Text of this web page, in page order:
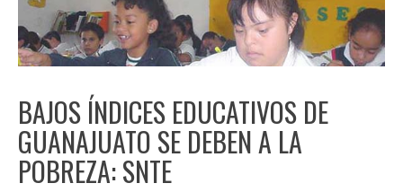
BAJOS ÍNDICES EDUCATIVOS DE
GUANAJUATO SE DEBEN A LA
POBREZA: SNTE